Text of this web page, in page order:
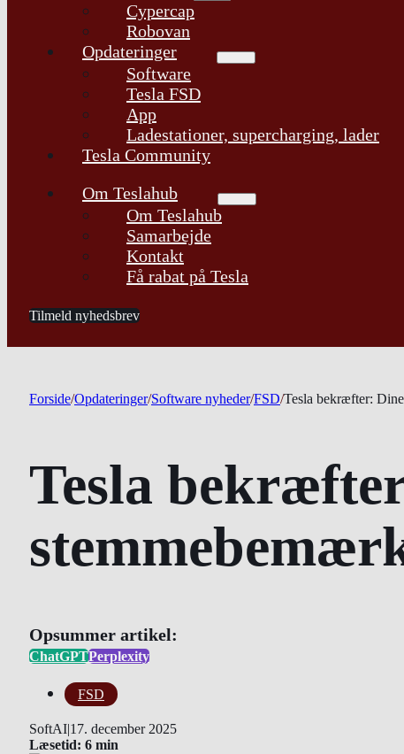
Cypercap
Robovan
Opdateringer
Software
Tesla FSD
App
Ladestationer, supercharging, lader
Tesla Community
Om Teslahub
Om Teslahub
Samarbejde
Kontakt
Få rabat på Tesla
Tilmeld nyhedsbrev
Forside/Opdateringer/Software nyheder/FSD/Tesla bekræfter:
Tesla
Opsummer artikel:
ChatGPTPerplexity
FSD
SoftAI|17. december 2025
Læsetid: 6 min